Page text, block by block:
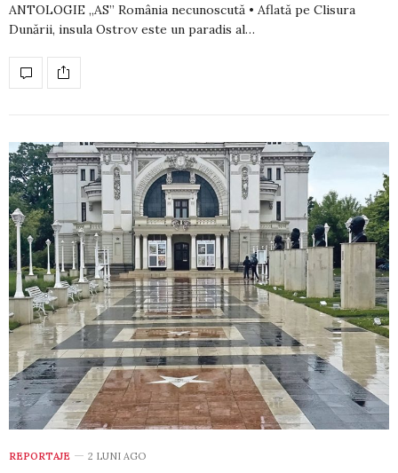
ANTOLOGIE „AS” România necunoscută • Aflată pe Clisura
Dunării, insula Ostrov este un paradis al…
REPORTAJE 2 LUNI AGO